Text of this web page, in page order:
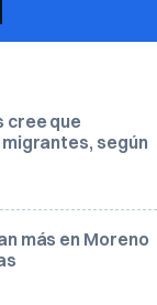
cree que
según
más en Moreno